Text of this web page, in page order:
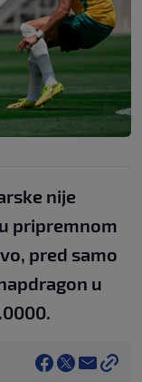
nije
pripremnom
pred samo
u